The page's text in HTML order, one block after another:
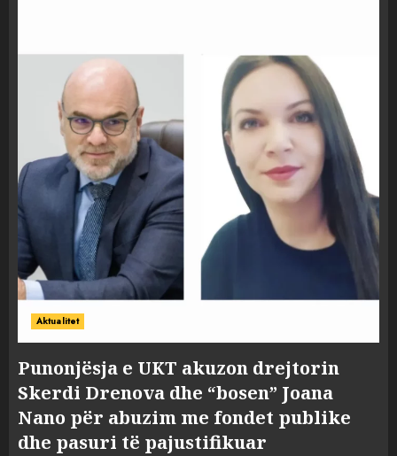
Aktualitet
Punonjësja e UKT akuzon drejtorin
Skerdi Drenova dhe “bosen” Joana
Nano për abuzim me fondet publike
dhe pasuri të pajustifikuar